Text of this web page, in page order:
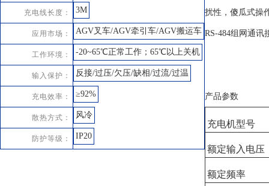
充电线长度： 3M
应用市场： AGV叉车/AGV牵引车/AGV搬运车
工作环境： -20~65℃正常工作；65℃以上关机
输入保护： 反接/过压/欠压/缺相/过流/过温
充电效率： ≥92%
散热方式： 风冷
防护等级： IP20
扰性，傻瓜式操
RS-484组网通讯
产品参数
充电机型号
额定输入电压
额定频率